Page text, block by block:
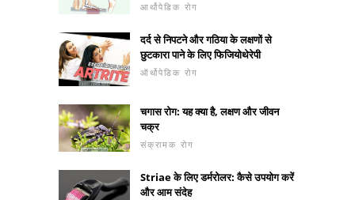
आर्थोपेडिक रोग
दर्द से निपटने और गठिया के लक्षणों से
छुटकारा पाने के लिए फिजियोथेरेपी
ऑर्थोपेडिक रोग
चगास रोग: यह क्या है, लक्षण और जीवन
चक्र
संक्रामक रोग
Striae के लिए डर्मरोलर: कैसे उपयोग करें
और आम संदेह